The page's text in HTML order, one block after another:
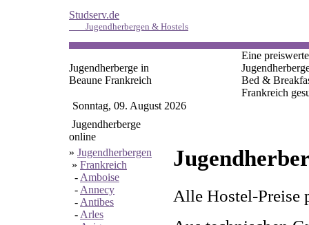
Studserv.de
Jugendherbergen & Hostels
Jugendherberge in
Beaune Frankreich
Eine preiswerte
Bed &
Frankreich
Sonntag, 09. August 2026
Jugendherberge
online
» Jugendherbergen
» Frankreich
- Amboise
- Annecy
- Antibes
- Arles
Alle Hostel-Preise